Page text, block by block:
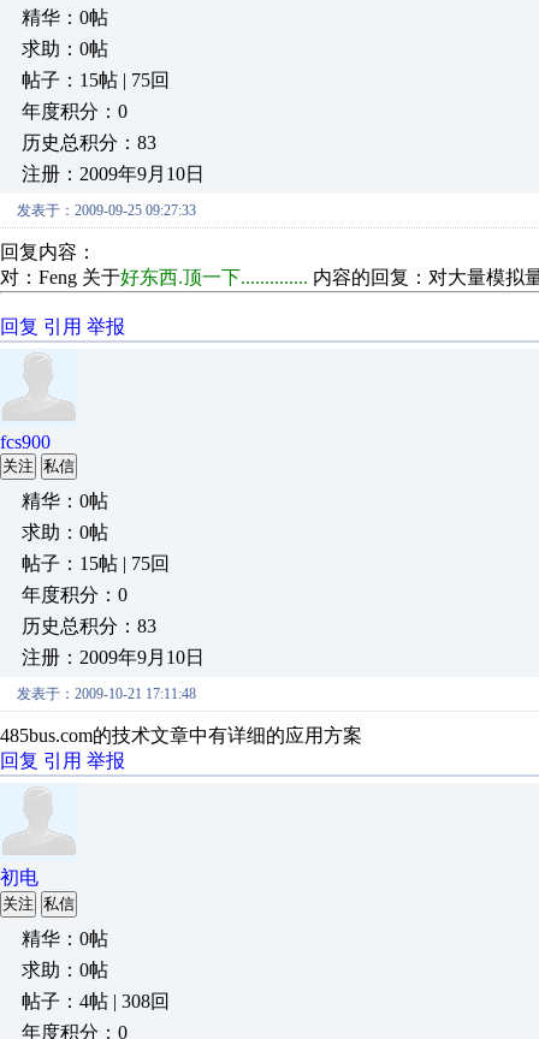
精华：0帖
求助：0帖
帖子：15帖 | 75回
年度积分：0
历史总积分：83
注册：2009年9月10日
发表于：2009-09-25 09:27:33
回复内容：
对：Feng 关于好东西.顶一下.............. 内容的回复：对大量模拟
回复 引用 举报
fcs900
关注 私信
精华：0帖
求助：0帖
帖子：15帖 | 75回
年度积分：0
历史总积分：83
注册：2009年9月10日
发表于：2009-10-21 17:11:48
485bus.com的技术文章中有详细的应用方案
回复 引用 举报
初电
关注 私信
精华：0帖
求助：0帖
帖子：4帖 | 308回
年度积分：0